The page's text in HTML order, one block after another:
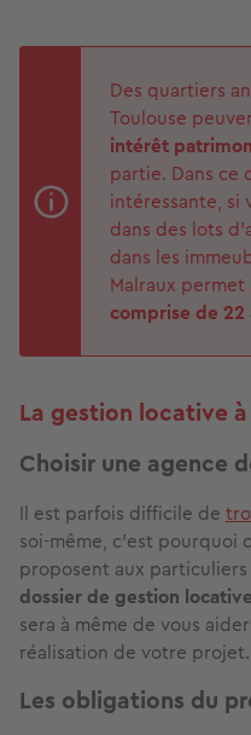
Des quartiers
Toulouse
intérêt
partie. Dans ce
intéressante, si
dans des lots
dans les
Malraux permet
comprise de 22
La gestion locative à
Choisir une agence
Il est parfois difficile de
soi-même, c'est pourquoi
proposent aux
dossier de gestion locative
sera à même de vous
réalisation de votre
Les obligations du